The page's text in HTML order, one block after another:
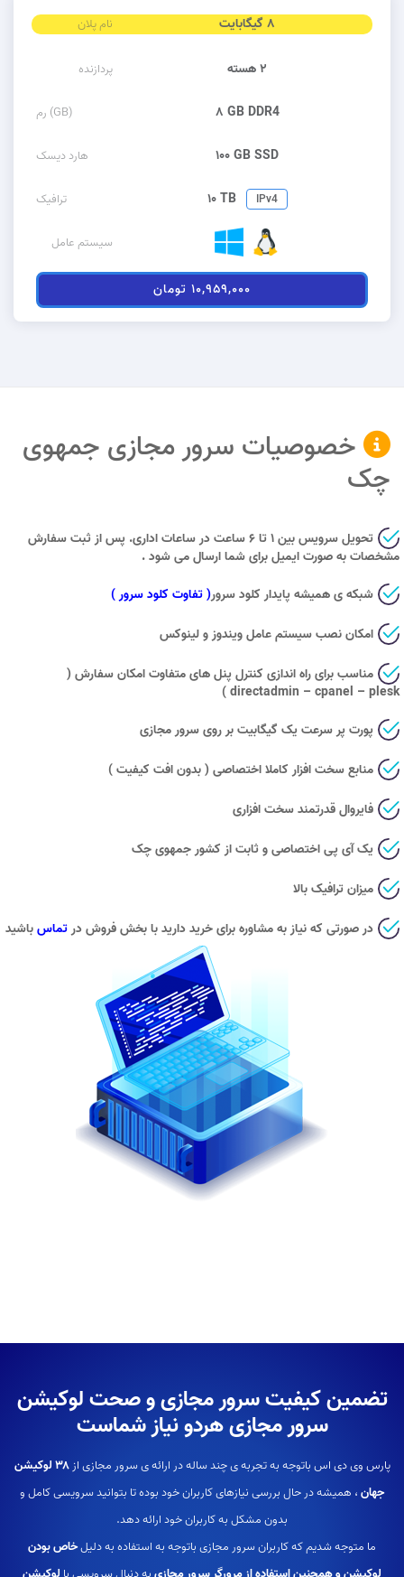
نام پلان ۸ گیگابایت
پردازنده ۲ هسته
رم (GB) ۸ GB DDR4
هارد دیسک ۱۰۰ GB SSD
ترافیک ۱۰ TB IPv4
سیستم عامل
۱۰,۹۵۹,۰۰۰ تومان
خصوصیات سرور مجازی جمهوی
چک
تحویل سرویس بین ۱ تا ۶ ساعت در ساعات اداری. پس از ثبت سفارش
مشخصات به صورت ایمیل برای شما ارسال می شود .
شبکه ی همیشه پایدار کلود سرور( تفاوت کلود سرور )
امکان نصب سیستم عامل ویندوز و لینوکس
مناسب برای راه اندازی کنترل پنل های متفاوت امکان سفارش (
directadmin – cpanel – plesk )
پورت پر سرعت یک گیگابیت بر روی سرور مجازی
منابع سخت افزار کاملا اختصاصی ( بدون افت کیفیت )
فایروال قدرتمند سخت افزاری
یک آی پی اختصاصی و ثابت از کشور جمهوی چک
میزان ترافیک بالا
در صورتی که نیاز به مشاوره برای خرید دارید با بخش فروش درتماسباشید
تضمین کیفیت سرور مجازی و صحت لوکیشن
سرور مجازی هردو نیاز شماست
پارس وی دی اس باتوجه به تجربه ی چند ساله در ارائه ی سرور مجازی از
۳۸ لوکیشن
جهان، همیشه در حال بررسی نیازهای کاربران خود بوده تا بتوانید سرویسی کامل و
بدون مشکل به کاربران خود ارائه دهد.
ما متوجه شدیم که کاربران سرور مجازی باتوجه به استفاده به دلیلخاص بودن